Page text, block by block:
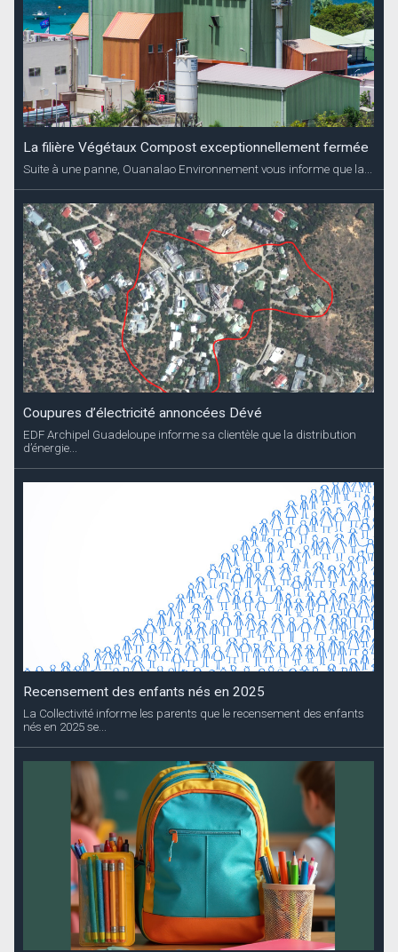
La filière Végétaux Compost exceptionnellement fermée
Suite à une panne, Ouanalao Environnement vous informe que la...
Coupures d’électricité annoncées Dévé
EDF Archipel Guadeloupe informe sa clientèle que la distribution
d’énergie...
Recensement des enfants nés en 2025
La Collectivité informe les parents que le recensement des enfants
nés en 2025 se...